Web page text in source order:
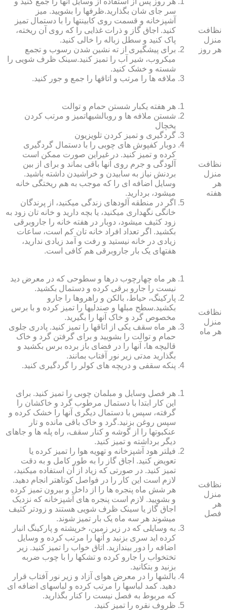
نظافت
منزل
هر روز
سر جای شان بگذارید.ظرف‏ها را بشویید. میز
آشپزخانه و قسمت روی کابینت‏ها را با دستمال تمیز
کنید. اجاق گاز و ذرات غذایی را که روی آن ریخته،
پاک کنید و سطل زباله را خالی کنید.
برای پیشگیری از ته نشین شدن رسوب و تجمع
میکروب، شیر آب را تمیز کنید.سینک ظرف شویی را
شسته و خشک کنید.
ملافه‏ ها را مرتب و اتاق‏ها را جمع و جور کنید.
نظافت
منزل
هر
هفته
هر هفته یکبار شستن حمام و توالت
شستن ملافه‏ ها و روبالشی‎هاتمیز و مرتب کردن
یخچال
گردگیری و تمیز کردن تلویزیون
دوبار کفپوش‏ های چوبی را با دستمال گردگیری
کرده و تمیز کنید. در غیراین صورت ممکن است
آلودگی و جرم روی آنها باقی بماند و برای از بین
بردنش نیاز به سابیدن و خراشیدن داشته باشید.
وسایل اضافه ای را که موجب به هم ریختگی خانه
می‏شود، بردارید.
اگر در منطقه آلوده‏ای زندگی می‏کنید، از پرندگان
خانگی نگهداری می‏کنید، یا بچه دارید و خانه‏ تان زود به
زود کثیف می‏شود، دوبار در هفته خانه را جاروبرقی
بکشید. اگر تعداد افراد خانه ‏تان کم است، ساعات
زیادی در خانه نیستید و رفت و آمد زیادی ندارید،
هفته‏ای یک بار جاروبرقی هم کافی است.
نظافت
منزل
هر ماه
هر ماه چهارچوب درها و سطوحی که در معرض دید
نیست را جارو برقی کرده و دستمال بکشید.
پارکینگ، حیاط، بالکن و راهروها را جارو
بکشید.سطح مبل‏ها و صندلی‏ها را تمیز کرده و با برس
مخصوص گرد و خاک آنها را بگیرید.
هر ماه سقف یکی از اتاق‏ها را تمیز کنید. پادری جلوی
حمام و توالت را بشویید و برای گرفتن گرد و خاک
قالیچه‏ ها، آنها را در فضای باز برده برس بکشید و
بگذارید مدتی زیر نور آفتاب بمانند.
پنکه سقفی و دریچه‏ های کولر را گردگیری کنید.
نظافت
منزل
هر
فصل
هر فصل وسایل و مبلمان چوبی را تمیز کنید. برای
این کار ابتدا با دستمال مرطوب گرد و خاک‏شان را
گرفته، سپس با دستمال دیگری آنها را خشک کرده و
سپس روغن بزنید.گرد و خاک باقی مانده و تار
عنکبوت‏ها را از گوشه و کنار سقف، راه پله‏ ها و جاهای
دیگر برداشته و تمیز کنید.
فیلتر هود آشپزخانه و تهویه هوا را تمیز کرده یا
تعویض کنید. اجاق گاز را به طور کامل و به دقت
تمیز کنید. در صورتی که زیاد از آن استفاده می‏کنید،
لازم است این کار را در فواصل کوتاه‏تر انجام دهید.
هر شش ماه پنجره‏ ها را از داخل و بیرون تمیز کرده
و بشویید. لازم است پنجره‏ های آشپزخانه که نزدیک
اجاق گاز یا سینک ظرف شویی هستند و زودتر کثیف
می‏شوند هر سه ماه یک بار تمیز شوند.
به وسایلی که در زیر زمین، خرپشته و پارکینگ انبار
کرده‏ اید سری بزنید و آنها را مرتب کرده و وسایل
اضافه را دور بیندازید. اتاق خواب را تمیز کنید. زیر
تختخواب را جارو کرده و تشک‏ها را با چوب ضربه
بزنید و بتکانید.
بالش‏ها را در معرض هوای آزاد و زیر نور آفتاب قرار
دهید. کمد لباس‏ها را مرتب کرده و لباس‏های اضافه ای
که مربوط به فصل نیست را کنار بگذارید.
ظروف نقره را تمیز کنید.